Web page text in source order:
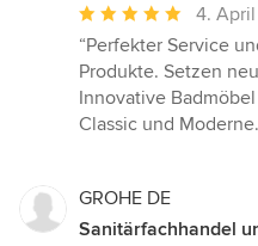
Durchschnittliche
Bewertung:
5
von
5
4.
“Perfekter Service
Produkte. Setzen
Innovative
Classic und
GROHE DE
Sanitärfachhandel